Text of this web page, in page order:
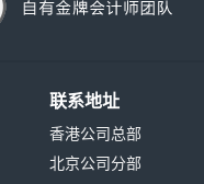
联系地址
香港公司总部
北京公司分部